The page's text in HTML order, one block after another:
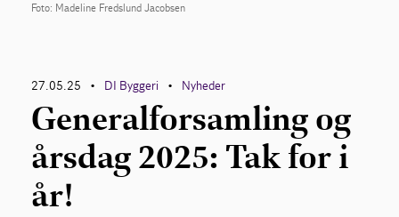
Foto: Madeline Fredslund Jacobsen
27.05.25 • DI Byggeri • Nyheder
Generalforsamling og
årsdag 2025: Tak for i
år!